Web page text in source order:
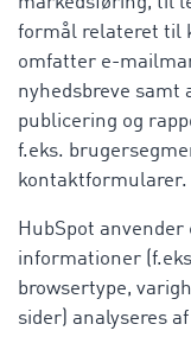
formål relateret til
omfatter e-
nyhedsbreve samt
publicering og
f.eks.
kontaktformularer.
HubSpot anvender
informationer
browsertype,
sider) analyseres